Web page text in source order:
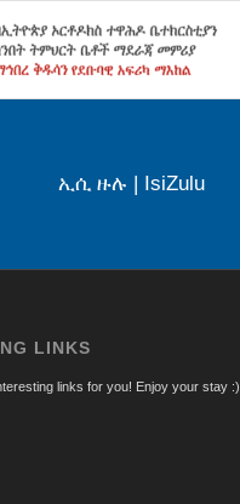
ኢሲ ዙሉ | IsiZulu
LINKS
links for you! Enjoy your stay :)